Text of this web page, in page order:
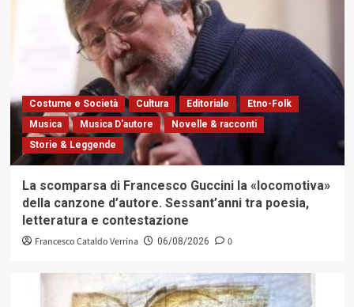
Costume e Società Cultura Editoriale
Etno-Folk
Musica
Musica D'autore
Novelle & racconti
Storie & Leggende
La scomparsa di Francesco Guccini la «locomotiva»
della canzone d’autore. Sessant’anni tra poesia,
letteratura e contestazione
Francesco Cataldo Verrina 06/08/2026 0